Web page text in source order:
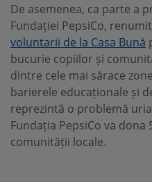
De asemenea, ca parte a
Fundației PepsiCo,
voluntarii de la Casa Bună
bucurie copiilor și
dintre cele mai sărace
barierele educaționale și
reprezintă o problemă
Fundația PepsiCo va dona
comunității locale.